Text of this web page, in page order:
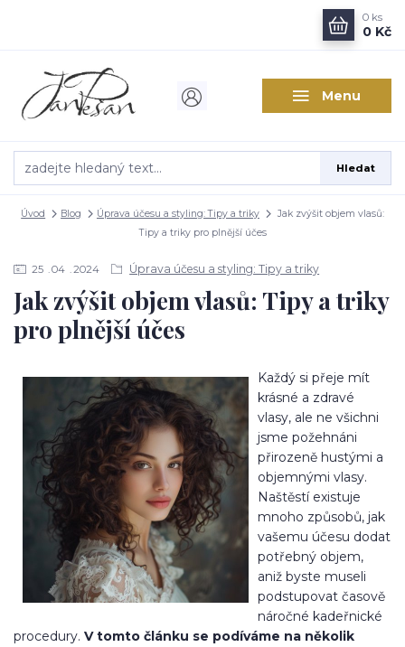
Menu
Hledat
0 ks
0 Kč
Úvod Blog Úprava účesu a styling: Tipy a triky
Jak zvýšit objem vlasů:
Tipy a triky pro plnější účes
25 04 2024 Úprava účesu a styling: Tipy a triky
Jak zvýšit objem vlasů: Tipy a triky
pro plnější účes
Každý si přeje mít
krásné a zdravé
vlasy, ale ne všichni
jsme požehnáni
přirozeně hustými a
objemnými vlasy.
Naštěstí existuje
mnoho způsobů, jak
vašemu účesu dodat
potřebný objem,
aniž byste museli
podstupovat časově
náročné kadeřnické
procedury. V tomto článku se podíváme na několik